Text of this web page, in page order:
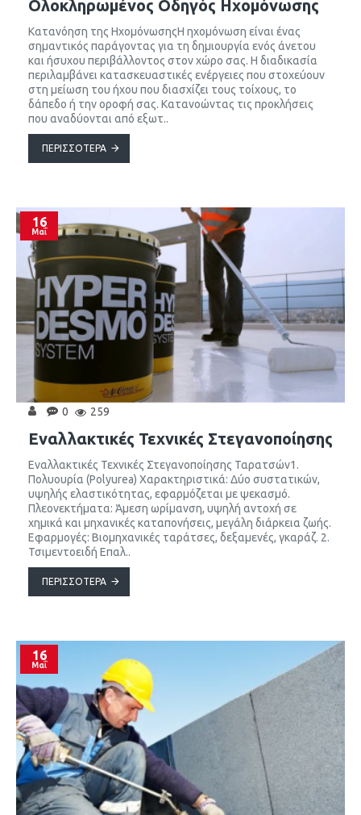
Ολοκληρωμένος Οδηγός Ηχομόνωσης
Κατανόηση της ΗχομόνωσηςΗ ηχομόνωση είναι ένας
σημαντικός παράγοντας για τη δημιουργία ενός άνετου
και ήσυχου περιβάλλοντος στον χώρο σας. Η διαδικασία
περιλαμβάνει κατασκευαστικές ενέργειες που στοχεύουν
στη μείωση του ήχου που διασχίζει τους τοίχους, το
δάπεδο ή την οροφή σας. Κατανοώντας τις προκλήσεις
που αναδύονται από εξωτ..
ΠΕΡΙΣΣΌΤΕΡΑ
16
Μαΐ
0 259
Εναλλακτικές Τεχνικές Στεγανοποίησης
Εναλλακτικές Τεχνικές Στεγανοποίησης Ταρατσών1.
Πολυουρία (Polyurea) Χαρακτηριστικά: Δύο συστατικών,
υψηλής ελαστικότητας, εφαρμόζεται με ψεκασμό.
Πλεονεκτήματα: Άμεση ωρίμανση, υψηλή αντοχή σε
χημικά και μηχανικές καταπονήσεις, μεγάλη διάρκεια ζωής.
Εφαρμογές: Βιομηχανικές ταράτσες, δεξαμενές, γκαράζ. 2.
Τσιμεντοειδή Επαλ..
ΠΕΡΙΣΣΌΤΕΡΑ
16
Μαΐ